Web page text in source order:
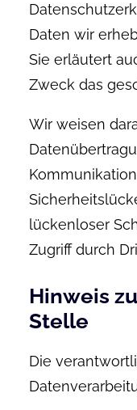
Daten wir
Sie erläutert
Zweck das
Wir weisen
lückenloser
Zugriff durch
Hinweis
Stelle
Die